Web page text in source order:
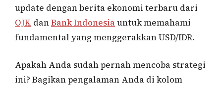
update dengan berita ekonomi terbaru dari
OJK danBank Indonesiauntuk memahami
fundamental yang menggerakkan USD/IDR.
Apakah Anda sudah pernah mencoba strategi
ini? Bagikan pengalaman Anda di kolom